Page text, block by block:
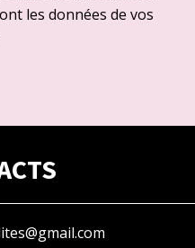
les données de vos